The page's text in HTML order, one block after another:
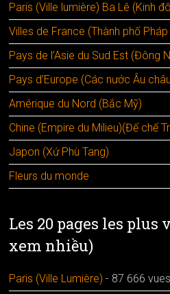
Paris (Ville lumière) Ba Lê (Kinh
Villes de France (Thành phố
Pays de l’Asie du Sud Est (Đông
Pays d’Europe (Các nước Âu
Amérique du Nord (Bắc Mỹ)
Chine (Empire du Milieu)(Đế chế
Japon (Xứ Phù Tang)
Fleurs du monde
Les 20 pages les plus
xem nhiều)
Paris (Ville Lumière) - 87 666 vues